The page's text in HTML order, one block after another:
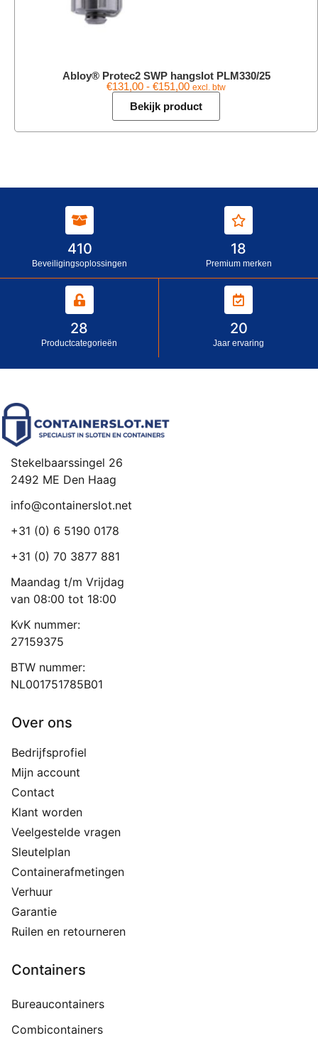
Abloy® Protec2 SWP hangslot PLM330/25
€131,00 - €151,00 excl. btw
Bekijk product
410
Beveiligingsoplossingen
18
Premium merken
28
Productcategorieën
20
Jaar ervaring
Stekelbaarssingel 26
2492 ME Den Haag
info@containerslot.net
+31 (0) 6 5190 0178
+31 (0) 70 3877 881
Maandag t/m Vrijdag
van 08:00 tot 18:00
KvK nummer:
27159375
BTW nummer:
NL001751785B01
Over ons
Bedrijfsprofiel
Mijn account
Contact
Klant worden
Veelgestelde vragen
Sleutelplan
Containerafmetingen
Verhuur
Garantie
Ruilen en retourneren
Containers
Bureaucontainers
Combicontainers